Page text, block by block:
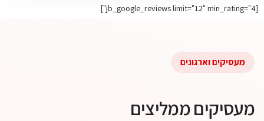
[jb_google_reviews limit="12" min_rating="4"]
מעסיקים וארגונים
מעסיקים ממליצים